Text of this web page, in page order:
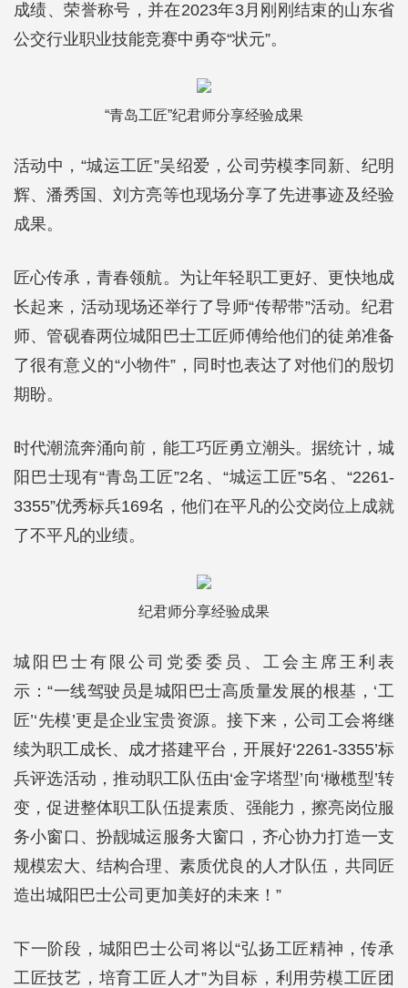
成绩、荣誉称号，并在2023年3月刚刚结束的山东省
公交行业职业技能竞赛中勇夺“状元”。
“青岛工匠”纪君师分享经验成果
活动中，“城运工匠”吴绍爱，公司劳模李同新、纪明
辉、潘秀国、刘方亮等也现场分享了先进事迹及经验
成果。
匠心传承，青春领航。为让年轻职工更好、更快地成
长起来，活动现场还举行了导师“传帮带”活动。纪君
师、管砚春两位城阳巴士工匠师傅给他们的徒弟准备
了很有意义的“小物件”，同时也表达了对他们的殷切
期盼。
时代潮流奔涌向前，能工巧匠勇立潮头。据统计，城
阳巴士现有“青岛工匠”2名、“城运工匠”5名、“2261-
3355”优秀标兵169名，他们在平凡的公交岗位上成就
了不平凡的业绩。
纪君师分享经验成果
城阳巴士有限公司党委委员、工会主席王利表
示：“一线驾驶员是城阳巴士高质量发展的根基，‘工
匠’‘先模’更是企业宝贵资源。接下来，公司工会将继
续为职工成长、成才搭建平台，开展好‘2261-3355’标
兵评选活动，推动职工队伍由‘金字塔型’向‘橄榄型’转
变，促进整体职工队伍提素质、强能力，擦亮岗位服
务小窗口、扮靓城运服务大窗口，齐心协力打造一支
规模宏大、结构合理、素质优良的人才队伍，共同匠
造出城阳巴士公司更加美好的未来！”
下一阶段，城阳巴士公司将以“弘扬工匠精神，传承
工匠技艺，培育工匠人才”为目标，利用劳模工匠团